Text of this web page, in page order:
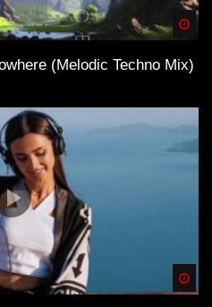
(Melodic Techno Mix)